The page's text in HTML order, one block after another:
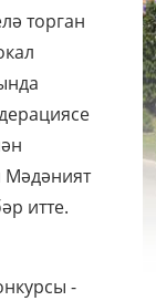
торган
Мәдәният
итте.
-